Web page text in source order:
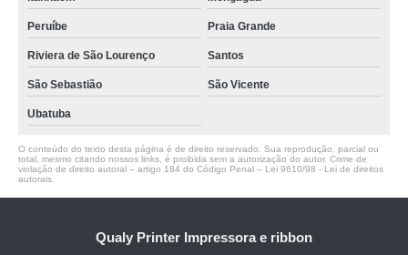
Peruíbe Praia Grande
Riviera de São Lourenço Santos
São Sebastião São Vicente
Ubatuba
O conteúdo do texto desta página é de direito reservado. Sua reprodução, parcial ou
total, mesmo citando nossos links, é proibida sem a autorização do autor. Crime de
violação de direito autoral – artigo 184 do Código Penal – Lei 9610/98 - Lei de direitos
autorais
Qualy Printer Impressora e ribbon